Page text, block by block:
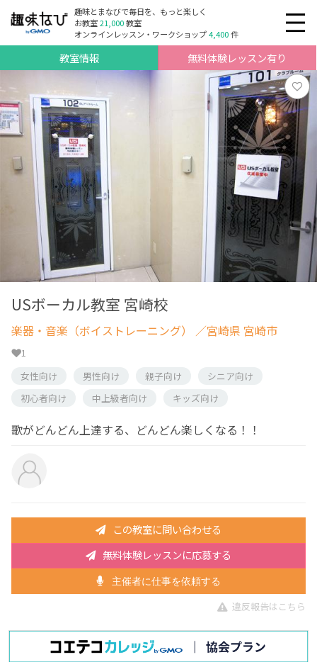
趣味とまなびで毎日を、もっと楽しく
お教室21,000教室
オンラインレッスン・ワークショップ4,400件
教室情報 無料体験レッスン有り
USボーカル教室 宮崎校
楽器・音楽（ボイストレーニング） ／宮崎県 宮崎市
1
女性向け
男性向け 親子向け
シニア向け
初心者向け
中上級者向け キッズ向け
歌がどんどん上達する、どんどん楽しくなる！！
この教室に問い合わせる
無料体験レッスンに応募する
主催者に仕事を依頼する
違反報告はこちら